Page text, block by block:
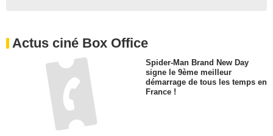
Actus ciné Box Office
Spider-Man Brand New Day
signe le 9ème meilleur
démarrage de tous les temps en
France !